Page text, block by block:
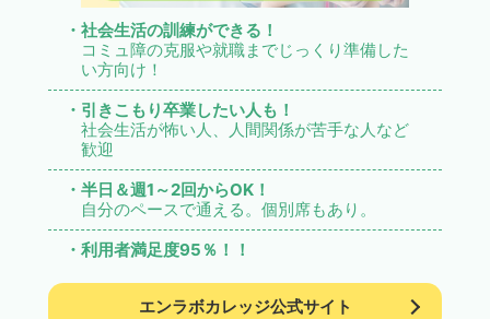
・社会生活の訓練ができる！
コミュ障の克服や就職までじっくり準備した
い方向け！
・引きこもり卒業したい人も！
社会生活が怖い人、人間関係が苦手な人など
歓迎
・半日＆週1～2回からOK！
自分のペースで通える。個別席もあり。
・利用者満足度95％！！
エンラボカレッジ公式サイト